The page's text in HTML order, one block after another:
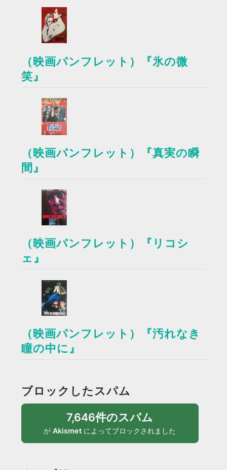
（映画パンフレット）『氷の微
笑』
（映画パンフレット）『真実の瞬
間』
（映画パンフレット）『リコシ
ェ』
（映画パンフレット）『汚れなき
瞳の中に』
ブロックしたスパム
7,646件のスパム
がAkismet によってブロックされました